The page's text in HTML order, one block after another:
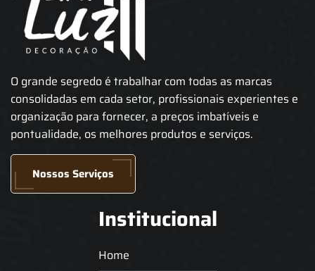
O grande segredo é trabalhar com todas as marcas
consolidadas em cada setor, profissionais experientes e
organização para fornecer, a preços imbatíveis e
pontualidade, os melhores produtos e serviços.
Nossos Serviços
Institucional
Home